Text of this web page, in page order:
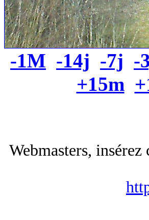
-1M -14j -7j -
+15m
Webmasters,